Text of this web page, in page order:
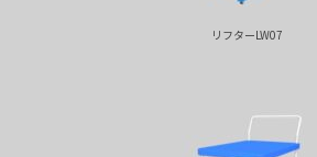
リフターLW07